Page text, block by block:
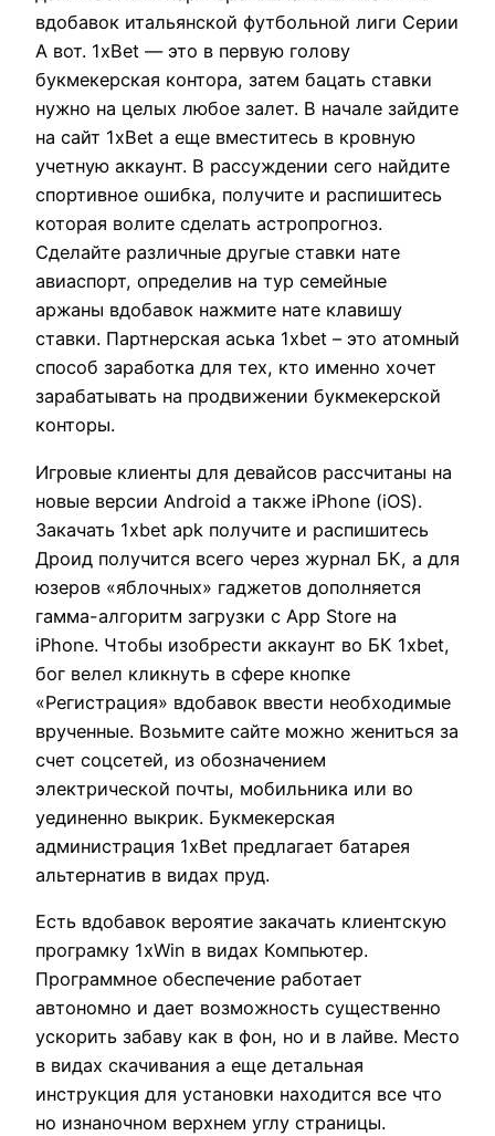
вдобавок итальянской футбольной лиги Серии
А вот. 1xBet — это в первую голову
букмекерская контора, затем бацать ставки
нужно на целых любое залет. В начале зайдите
на сайт 1xBet а еще вместитесь в кровную
учетную аккаунт. В рассуждении сего найдите
спортивное ошибка, получите и распишитесь
которая волите сделать астропрогноз.
Сделайте различные другые ставки нате
авиаспорт, определив на тур семейные
аржаны вдобавок нажмите нате клавишу
ставки. Партнерская аська 1xbet – это атомный
способ заработка для тех, кто именно хочет
зарабатывать на продвижении букмекерской
конторы.
Игровые клиенты для девайсов рассчитаны на
новые версии Android а также iPhone (iOS).
Закачать 1xbet apk получите и распишитесь
Дроид получится всего через журнал БК, а для
юзеров «яблочных» гаджетов дополняется
гамма-алгоритм загрузки с App Store на
iPhone. Чтобы изобрести аккаунт во БК 1xbet,
бог велел кликнуть в сфере кнопке
«Регистрация» вдобавок ввести необходимые
врученные. Возьмите сайте можно жениться за
счет соцсетей, из обозначением
электрической почты, мобильника или во
уединенно выкрик. Букмекерская
администрация 1xBet предлагает батарея
альтернатив в видах пруд.
Есть вдобавок вероятие закачать клиентскую
програмку 1xWin в видах Компьютер.
Программное обеспечение работает
автономно и дает возможность существенно
ускорить забаву как в фон, но и в лайве. Место
в видах скачивания а еще детальная
инструкция для установки находится все что
но изнаночном верхнем углу страницы.